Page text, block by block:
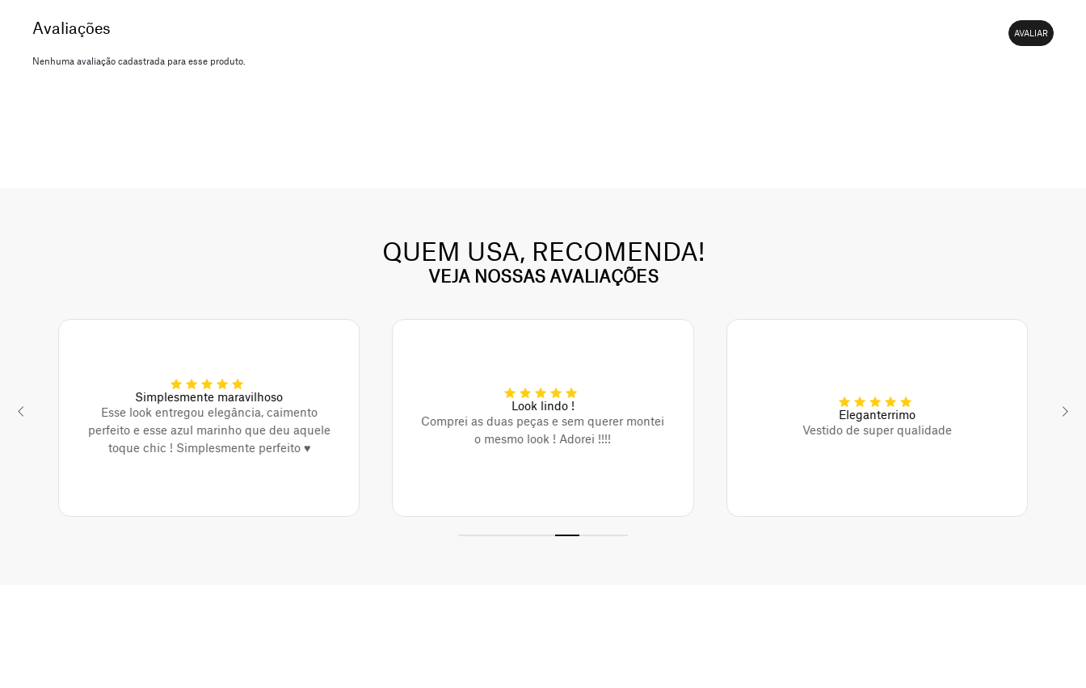
Nenhuma avaliação cadastrada para esse produto.
QUEM USA, RECOMENDA!
VEJA NOSSAS AVALIAÇÕES
Simplesmente maravilhoso
Esse look entregou elegância, caimento
perfeito e esse azul marinho que deu aquele
toque chic ! Simplesmente perfeito ♥️
Look lindo !
Comprei as duas peças e sem querer montei
o mesmo look ! Adorei !!!!
Eleganterrimo
Vestido de super qualidade